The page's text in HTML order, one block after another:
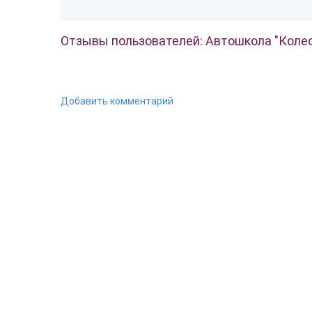
Отзывы пользователей: Автошкола
Добавить комментарий